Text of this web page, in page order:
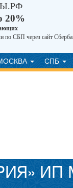
20%
по СБП через сайт
СПБ